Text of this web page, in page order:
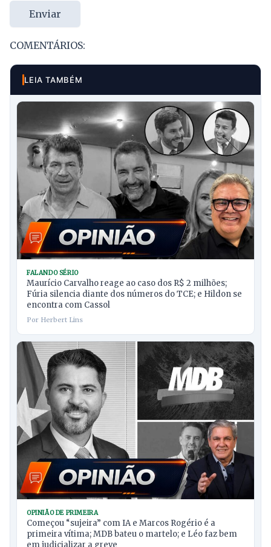
Enviar
COMENTÁRIOS:
LEIA TAMBÉM
FALANDO SÉRIO
Maurício Carvalho reage ao caso dos R$ 2 milhões;
Fúria silencia diante dos números do TCE; e Hildon se
encontra com Cassol
Por Herbert Lins
OPINIÃO DE PRIMEIRA
Começou “sujeira” com IA e Marcos Rogério é a
primeira vítima; MDB bateu o martelo; e Léo faz bem